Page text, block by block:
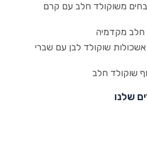
משוקולד חלב עם קרם
חלב מקדמיה
שוקולד לבן עם שברי
שוקולד חלב
שלנו